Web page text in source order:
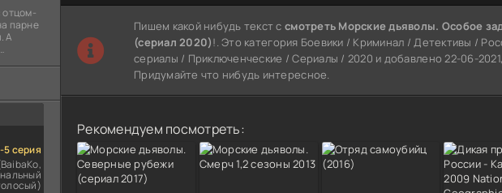
отцом-
парне
А
5 серия
Пишем какой нибудь текст ссмотреть Морские дьяволы. Особое
(сериал 2020)!. Это категория Боевики / Криминал / Детективы /
сериалы / Приключенческие / Сериалы / 2020 и добавлено 22-06-
Придумайте что нибудь интересное.
Рекомендуем посмотреть: